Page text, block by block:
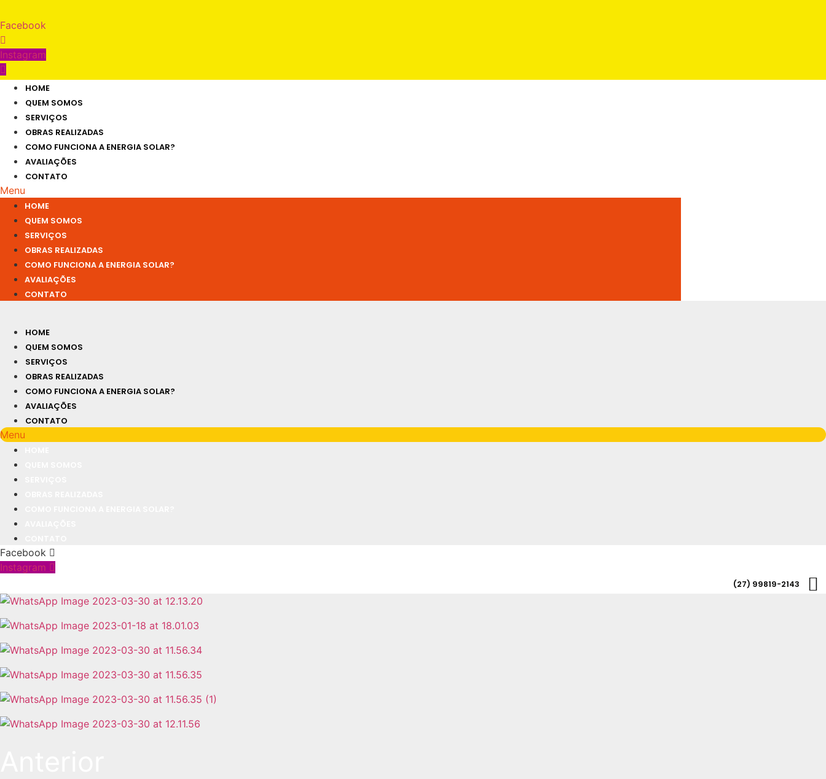
to
content
Facebook
Instagram
HOME
QUEM SOMOS
SERVIÇOS
OBRAS REALIZADAS
COMO FUNCIONA A ENERGIA SOLAR?
AVALIAÇÕES
CONTATO
Menu
HOME
QUEM SOMOS
SERVIÇOS
OBRAS REALIZADAS
COMO FUNCIONA A ENERGIA SOLAR?
AVALIAÇÕES
CONTATO
HOME
QUEM SOMOS
SERVIÇOS
OBRAS REALIZADAS
COMO FUNCIONA A ENERGIA SOLAR?
AVALIAÇÕES
CONTATO
Menu
Facebook
Instagram
(27) 99819-2143